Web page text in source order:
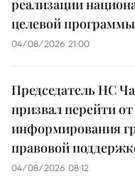
реализации
целевой программы
04/08/2026 21:00
Председатель НС
призвал перейти от
информирования
правовой
04/08/2026 08:12